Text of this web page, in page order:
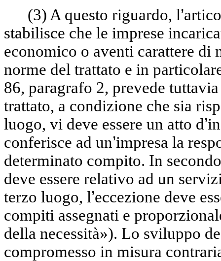
(3) A questo riguardo, l’
stabilisce che le imprese
economico o aventi carattere di
norme del trattato e in
86, paragrafo 2, prevede
trattato, a condizione che sia
luogo, vi deve essere un atto d’
conferisce ad un’impresa la
determinato compito. In
deve essere relativo ad un
terzo luogo, l’eccezione deve
compiti assegnati e
della necessità»). Lo sviluppo
compromesso in misura